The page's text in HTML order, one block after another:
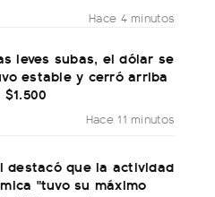
Hace 4 minutos
leves subas, el dólar se
estable y cerró arriba
Hace 11 minutos
destacó que la actividad
"tuvo su máximo